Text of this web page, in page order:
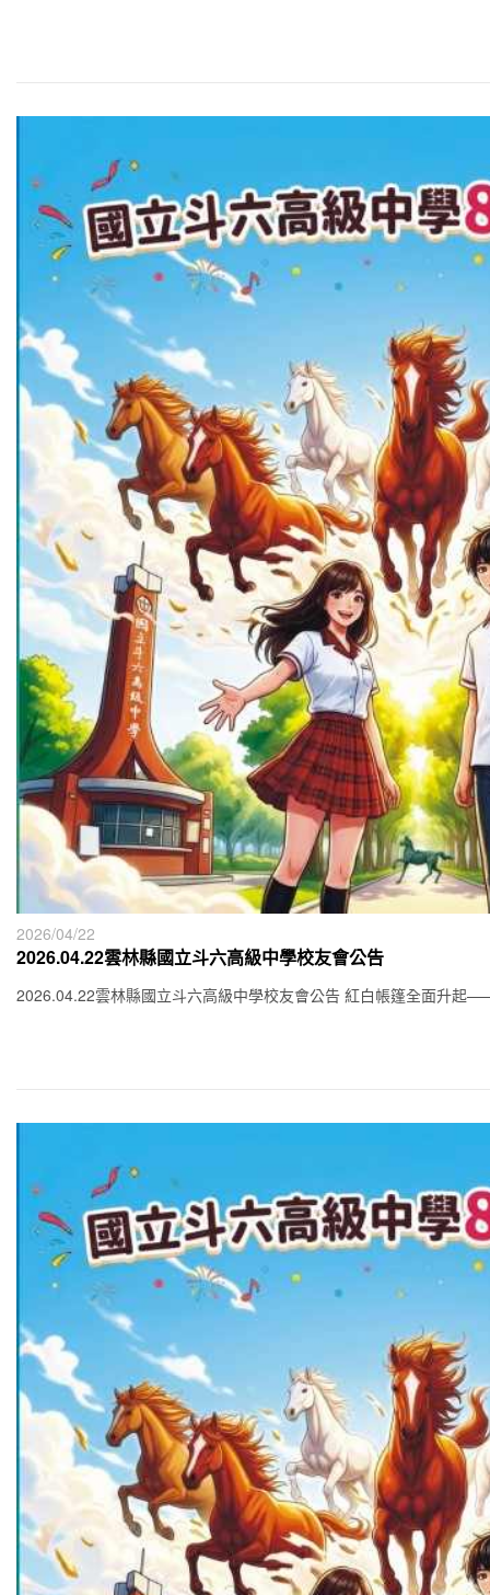
2026/04/22
2026.04.22雲林縣國立斗六高級中學校友會公告
2026.04.22雲林縣國立斗六高級中學校友會公告 紅白帳篷全面升起